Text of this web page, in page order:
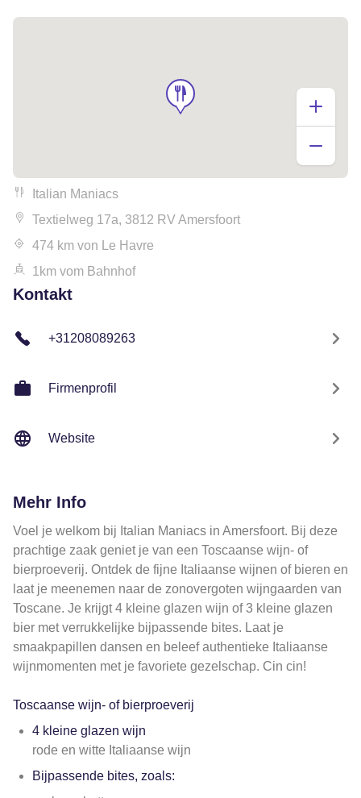
Italian Maniacs
Textielweg 17a, 3812 RV Amersfoort
474 km von Le Havre
1km vom Bahnhof
Kontakt
+31208089263
Firmenprofil
Website
Mehr Info
Voel je welkom bij Italian Maniacs in Amersfoort. Bij deze
prachtige zaak geniet je van een Toscaanse wijn- of
bierproeverij. Ontdek de fijne Italiaanse wijnen of bieren en
laat je meenemen naar de zonovergoten wijngaarden van
Toscane. Je krijgt 4 kleine glazen wijn of 3 kleine glazen
bier met verrukkelijke bijpassende bites. Laat je
smaakpapillen dansen en beleef authentieke Italiaanse
wijnmomenten met je favoriete gezelschap. Cin cin!
Toscaanse wijn- of bierproeverij
4 kleine glazen wijn
rode en witte Italiaanse wijn
Bijpassende bites, zoals: